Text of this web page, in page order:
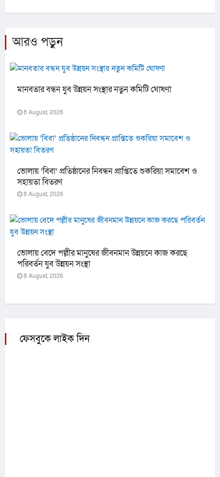
আরও পড়ুন
মানবতার বন্ধন যুব উন্নয়ন সংস্থার নতুন কমিটি ঘোষণা
8 August, 2026
ভোলায় ‘বিবা’ প্রতিষ্ঠানের নিবন্ধন প্রাপ্তিতে শুকরিয়া সমাবেশ ও
সহায়তা বিতরণ
8 August, 2026
ভোলায় বেদে পল্লীর মানুষের জীবনমান উন্নয়নে কাজ করছে
পরিবর্তন যুব উন্নয়ন সংস্থা
8 August, 2026
ফেসবুকে লাইক দিন